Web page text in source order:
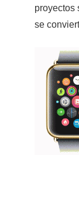
proyectos
se